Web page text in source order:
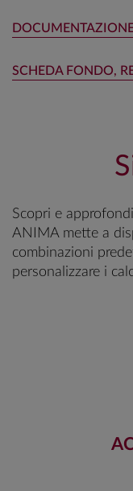
SCHEDA FONDO,
Scopri e
ANIMA mette a
combinazioni
personalizzare i